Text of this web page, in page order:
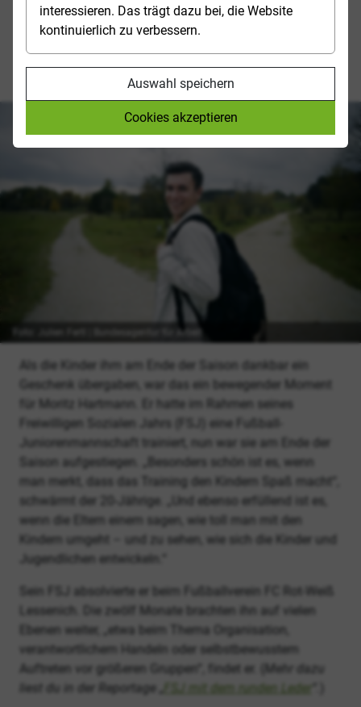
interessieren. Das trägt dazu bei, die Website
kontinuierlich zu verbessern.
Auswahl speichern
Cookies akzeptieren
starten, sondern sich stattdessen lieber eine Auszeit
Foto: Julien Fertl | Bundesagentur für Arbeit
Als die Kinder ihm am Ende der Saison dankbar ein
Geschenk übergaben, war das ein bewegender Moment
für Moritz Hartmann. Er hatte im Rahmen seines
Freiwilligen Sozialen Jahrs (FSJ) eine Fußball-
Juniorenmannschaft trainiert, nun war sie am Ende der
Saison aufgestiegen. „Besonders schön ist es, wenn
man merkt, dass das Training den Kindern Spaß macht“,
schwärmt der 20-Jährige. „Und ebenso erfüllend ist es,
wenn die Eltern einem sagen, wie toll man mit den
Kindern umgeht – und zu sehen, wie sich die Kinder und
Jugendlichen entwickeln.“
Sein FSJ absolvierte er beim Fußballverein FC Rot-Weiß
Lessenich. Die zwölf Monate brachten ihn auf vielen
Ebenen weiter, „etwa beim Thema Organisation,
verantwortlichem Handeln oder selbstbewusstem
Auftreten vor größeren Gruppen“, findet er. (
Mehr dazu
liest du in der Reportage „
FSJ mit dem runden Leder